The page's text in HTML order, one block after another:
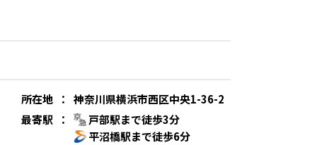
所在地 ：
神奈川県横浜市西区中央1-36-2
最寄駅
：
戸部駅まで徒歩3分
平沼橋駅まで徒歩6分